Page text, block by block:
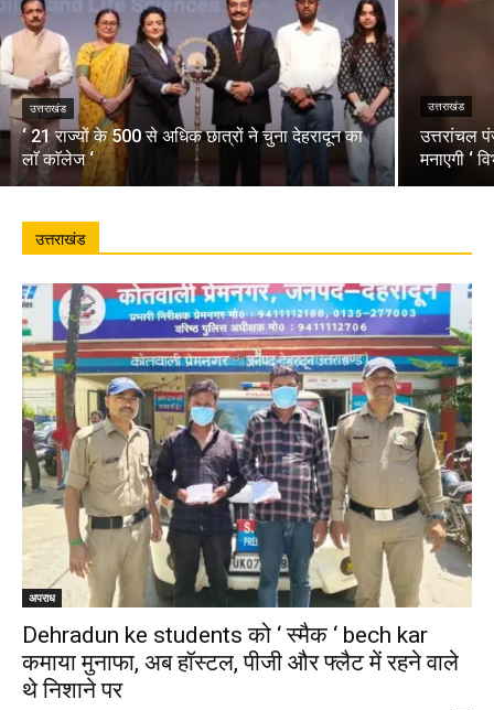
उत्तराखंड
‘ 21 राज्यों के 500 से अधिक छात्रों ने चुना देहरादून का
लाॅ काॅलेज ‘
उत्तराखंड
उत्तरांचल
मनाएगी ‘
उत्तराखंड
अपराध
Dehradun ke students को ‘ स्मैक ‘ bech kar
कमाया मुनाफा, अब हॉस्टल, पीजी और फ्लैट में रहने वाले
थे निशाने पर